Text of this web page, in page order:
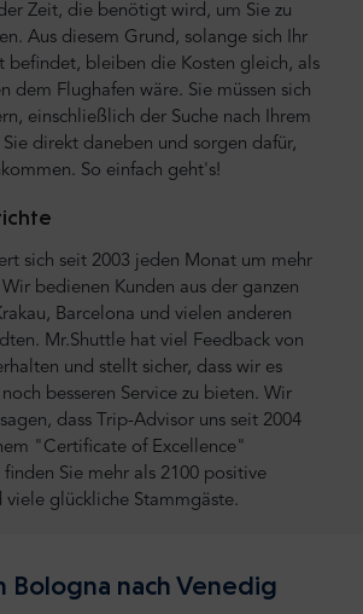
Zeit, die benötigt wird, um Sie zu
Aus diesem Grund, solange sich Ihr
befindet, bleiben die Kosten gleich, als
dem Flughafen wäre. Sie müssen sich
einschließlich der Suche nach Ihrem
direkt daneben und sorgen dafür,
So einfach geht's!
sich seit 2003 jeden Monat um mehr
Wir bedienen Kunden aus der ganzen
Barcelona und vielen anderen
Mr.Shuttle hat viel Feedback von
und stellt sicher, dass wir es
besseren Service zu bieten. Wir
dass Trip-Advisor uns seit 2004
"Certificate of Excellence"
finden Sie mehr als 2100 positive
viele glückliche Stammgäste.
Bologna nach Venedig